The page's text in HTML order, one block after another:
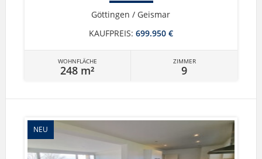
Göttingen / Geismar
KAUFPREIS: 699.950 €
WOHNFLÄCHE
248 m²
ZIMMER
9
NEU